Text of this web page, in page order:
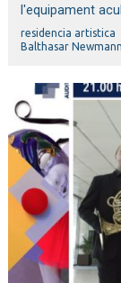
l'equipament
residencia artistica
Balthasar